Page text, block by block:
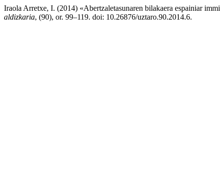
Iraola Arretxe, I. (2014) «Abertzaletasunaren bilakaera espainiar
aldizkaria, (90), or. 99–119. doi: 10.26876/uztaro.90.2014.6.